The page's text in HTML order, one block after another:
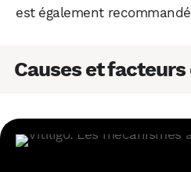
est également
Causes et facteurs